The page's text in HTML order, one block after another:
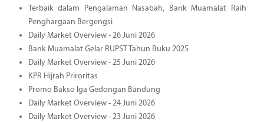
Terbaik dalam Pengalaman Nasabah, Bank Muamalat Raih
Penghargaan Bergengsi
Daily Market Overview - 26 Juni 2026
Bank Muamalat Gelar RUPST Tahun Buku 2025
Daily Market Overview - 25 Juni 2026
KPR Hijrah Priroritas
Promo Bakso Iga Gedongan Bandung
Daily Market Overview - 24 Juni 2026
Daily Market Overview - 23 Juni 2026